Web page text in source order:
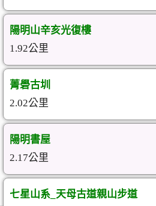
陽明山辛亥光復樓
1.92公里
菁礐古圳
2.02公里
陽明書屋
2.17公里
七星山系_天母古道親山步道